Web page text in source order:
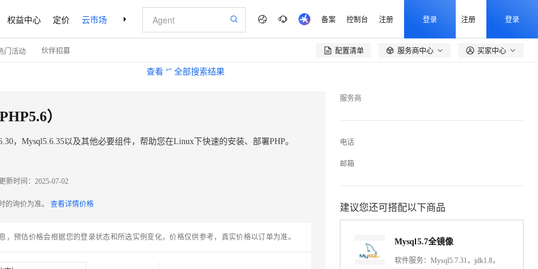
权益中心 定价 云市场 合作伙伴 支持与服务 了解阿里云
查看 “” 全部搜索结果
备案 控制台 注册 登录 注册 登录
门活动 伙伴招募 配置清单  服务商中心 买家中心
）
，Mysql5.6.35以及其他必要组件，帮助您在Linux下快速的安装、部署PHP。
新时间： 2025-07-02
的询价为准。 查看详情价格
，预估价格会根据您的登录状态和所选实例变化，价格仅供参考，真实价格以订单为准。
服务商
电话
邮箱
建议您还可搭配以下商品
Mysql5.7全镜像
软件服务：Mysql5.7.31，jdk1.8，